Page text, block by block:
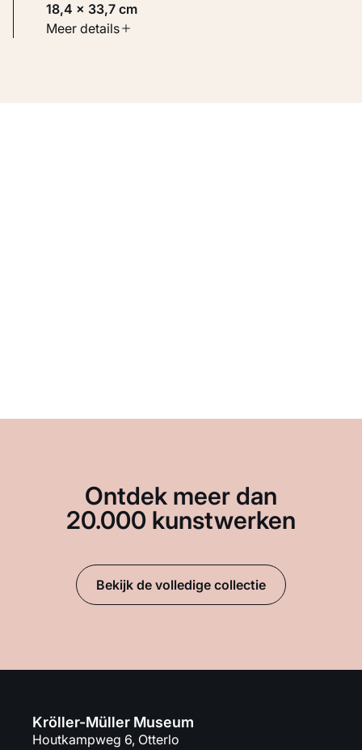
18,4 × 33,7 cm
Soort werk
Meer details
Ontdek meer dan
20.000 kunstwerken
Bekijk de volledige collectie
Kröller-Müller Museum
Houtkampweg 6, Otterlo